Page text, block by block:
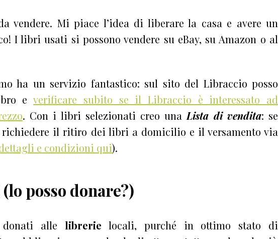
vendere. Mi piace l’idea di liberare la casa e avere un
I libri usati si possono vendere su eBay, su Amazon o al
ha un servizio fantastico: sul sito del Libraccio posso
everificare subito se il Libraccio è interessato ad
. Con i libri selezionati creo una Lista di vendita: se
richiedere il ritiro dei libri a domicilio e il versamento via
e condizioni qui).
posso donare?)
alle librerie locali, purché in ottimo stato di